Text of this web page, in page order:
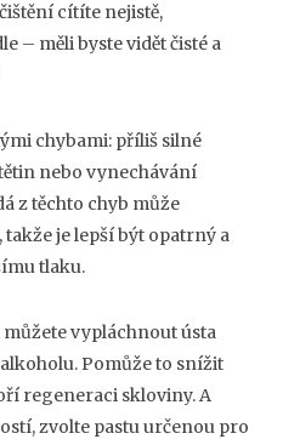
cítíte nejistě,
– měli byste vidět čisté a
chybami: příliš silné
nebo vynechávání
z těchto chyb může
je lepší být opatrný a
tlaku.
vypláchnout ústa
Pomůže to snížit
regeneraci skloviny. A
zvolte pastu určenou pro